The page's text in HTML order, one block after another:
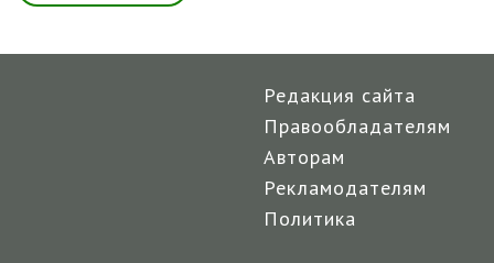
Редакция сайта
Правообладателям
Авторам
Рекламодателям
Политика